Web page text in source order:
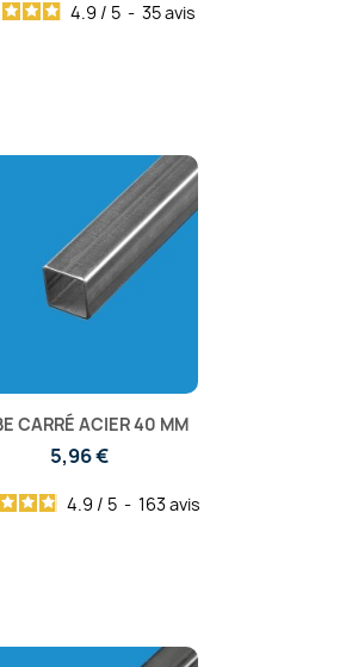
4.9 / 5 - 35avis
CARRÉ ACIER 40 MM
5,96 €
4.9 / 5 - 163avis